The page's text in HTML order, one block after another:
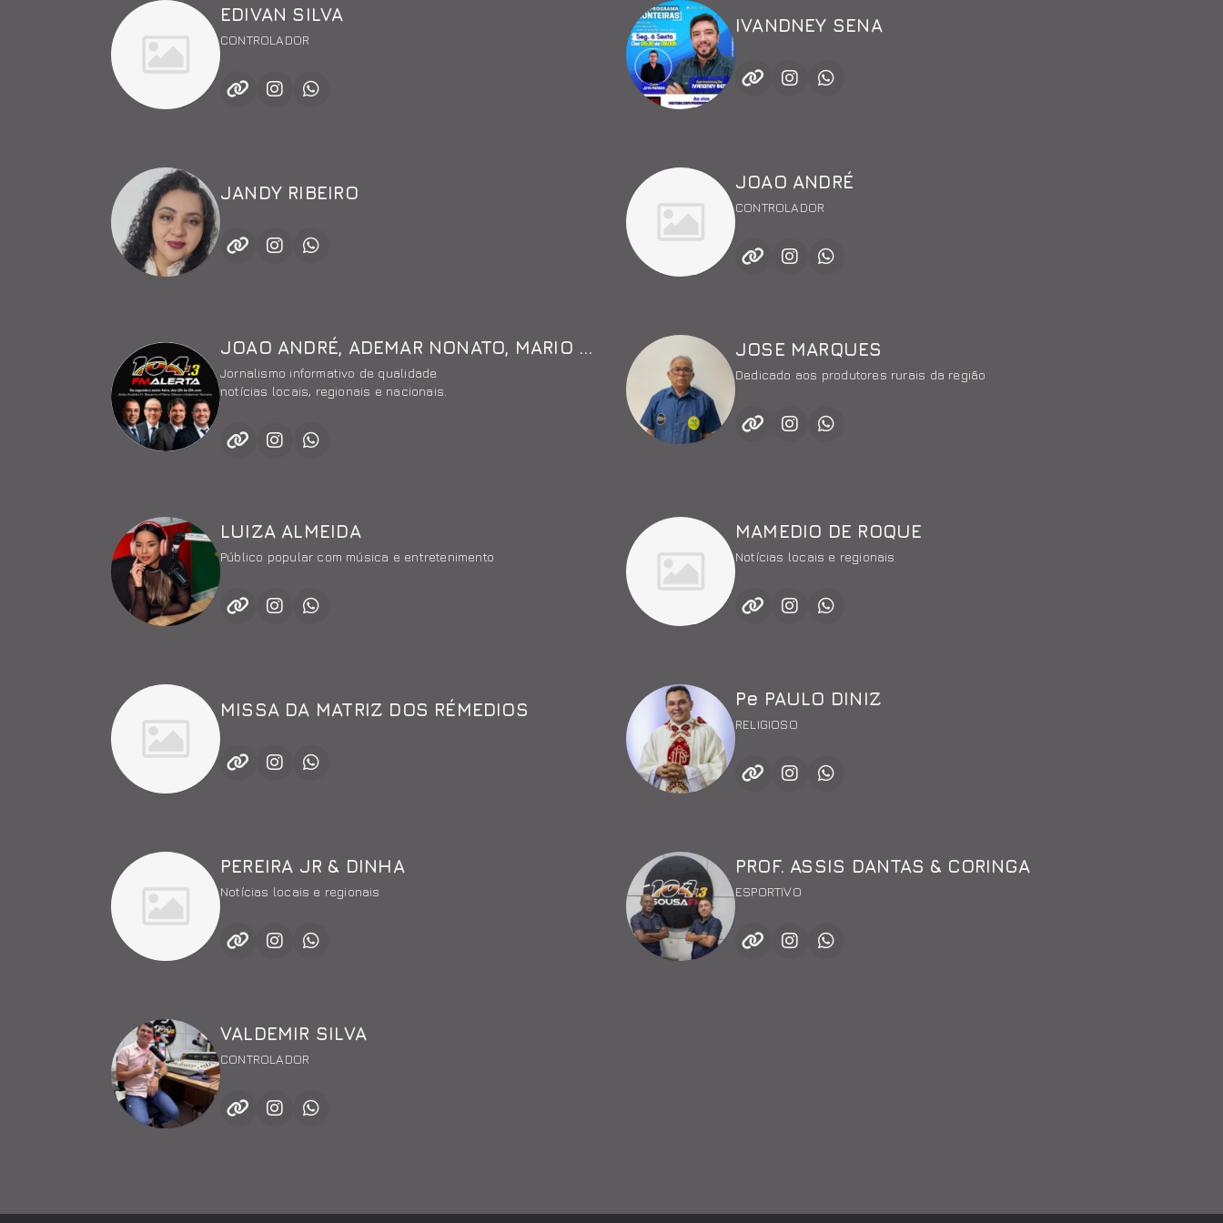
EDIVAN SILVA
CONTROLADOR
IVANDNEY SENA
JANDY RIBEIRO
JOAO ANDRÉ
CONTROLADOR
JOAO ANDRÉ, ADEMAR NONATO, MARIO GUIBSON E H BEZERRA
Jornalismo informativo de qualidade
notícias locais, regionais e nacionais.
JOSE MARQUES
Dedicado aos produtores rurais da região
LUIZA ALMEIDA
Público popular com música e entretenimento
MAMEDIO DE ROQUE
Notícias locais e regionais
MISSA DA MATRIZ DOS RÉMEDIOS
Pe PAULO DINIZ
RELIGIOSO
PEREIRA JR & DINHA
Notícias locais e regionais
PROF. ASSIS DANTAS & CORINGA
ESPORTIVO
VALDEMIR SILVA
CONTROLADOR